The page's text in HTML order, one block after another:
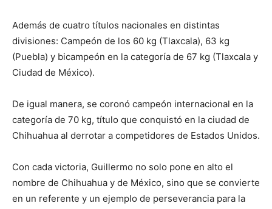
Además de cuatro títulos nacionales en distintas
divisiones: Campeón de los 60 kg (Tlaxcala), 63 kg
(Puebla) y bicampeón en la categoría de 67 kg (Tlaxcala y
Ciudad de México).
De igual manera, se coronó campeón internacional en la
categoría de 70 kg, título que conquistó en la ciudad de
Chihuahua al derrotar a competidores de Estados Unidos.
Con cada victoria, Guillermo no solo pone en alto el
nombre de Chihuahua y de México, sino que se convierte
en un referente y un ejemplo de perseverancia para la